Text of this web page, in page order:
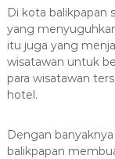
Di kota balikpapan
yang
itu juga yang
wisatawan untuk
para wisatawan
hotel.
Dengan
balikpapan